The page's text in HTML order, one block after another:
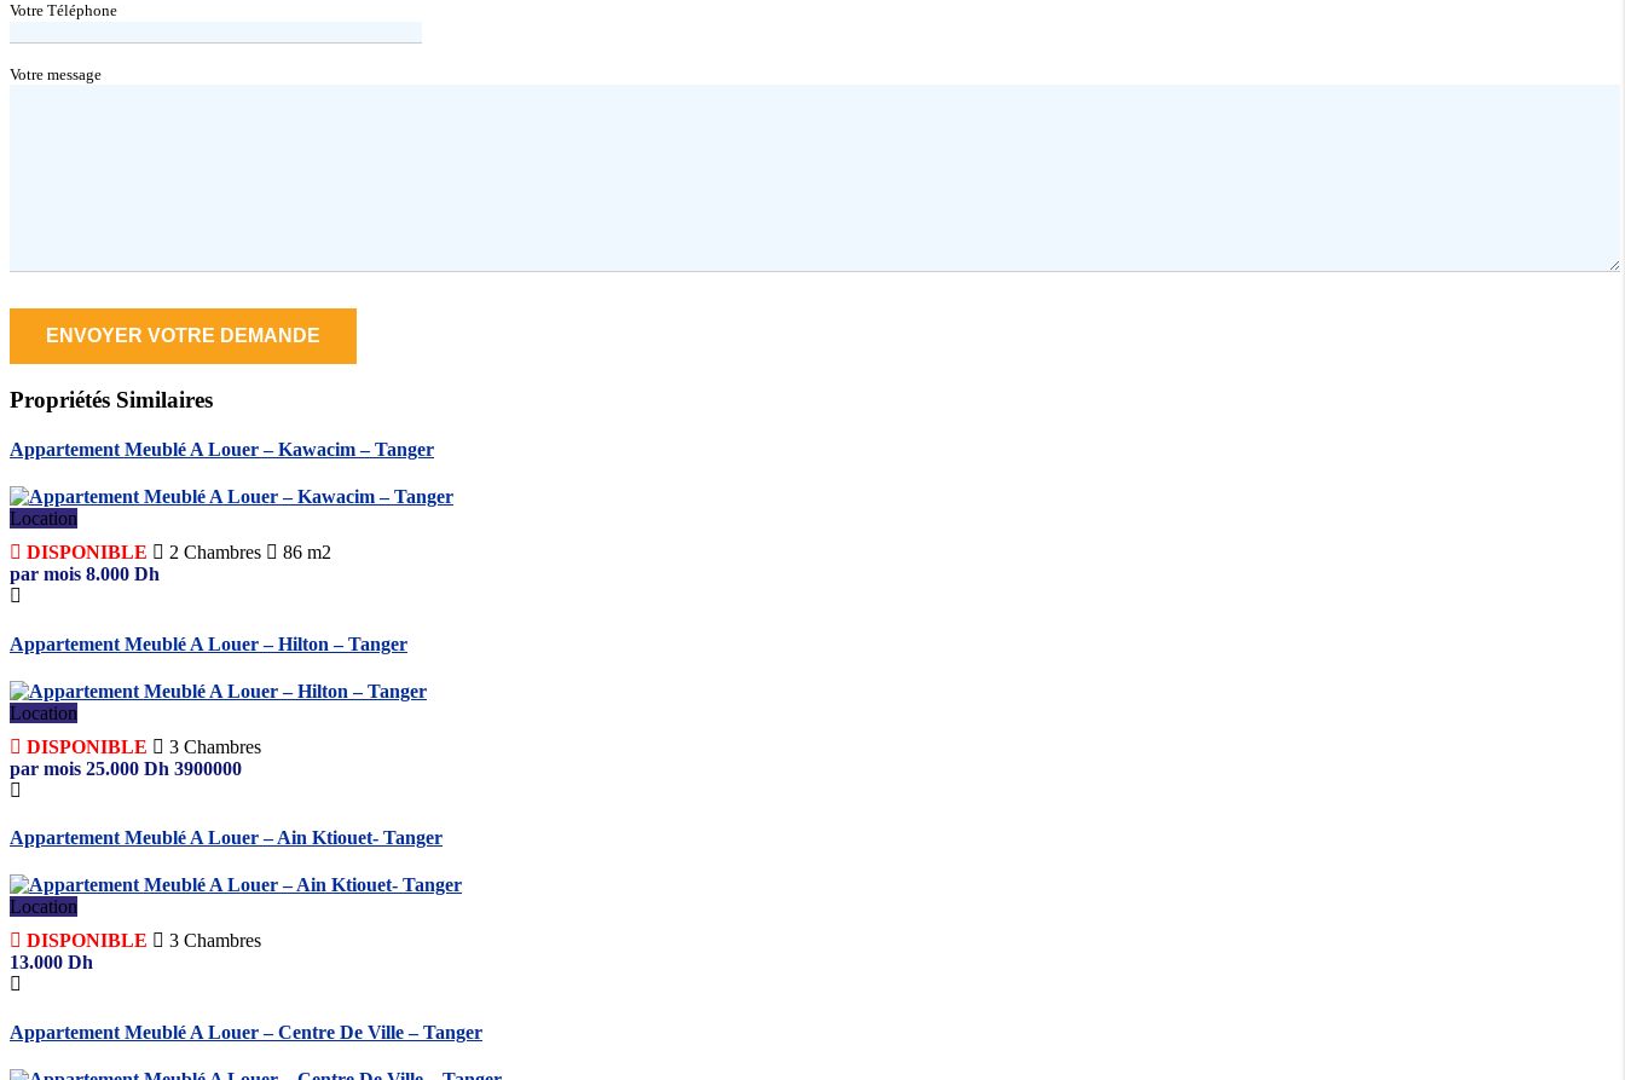
Votre Téléphone
Votre message
Propriétés Similaires
Appartement Meublé A Louer – Kawacim – Tanger
Location
DISPONIBLE
2 Chambres
86 m2
par mois 8.000 Dh
Appartement Meublé A Louer – Hilton – Tanger
Location
DISPONIBLE
3 Chambres
par mois 25.000 Dh 3900000
Appartement Meublé A Louer – Ain Ktiouet- Tanger
Location
DISPONIBLE
3 Chambres
13.000 Dh
Appartement Meublé A Louer – Centre De Ville – Tanger